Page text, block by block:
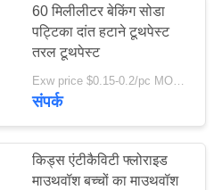
की
42
60 मिलीलीटर बेकिंग सोडा
पट्टिका दांत हटाने टूथपेस्ट
तरल टूथपेस्ट
Exw price $0.15-0.2/pc MOQ:500 पीसी -30000 पीसी
संपर्क
किड्स एंटीकैविटी फ्लोराइड
माउथवॉश बच्चों का माउथवॉश